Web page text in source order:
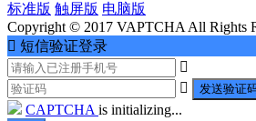
标准版 触屏版 电脑版
Copyright © 2017 VAPTCHA All Rights
 短信验证登录


发送验证
CAPTCHA is initializing...